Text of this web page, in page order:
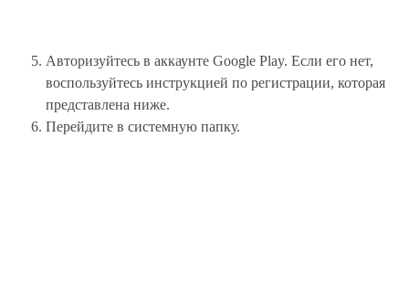
Авторизуйтесь в аккаунте Google Play. Если его нет,
воспользуйтесь инструкцией по регистрации, которая
представлена ниже.
Перейдите в системную папку.